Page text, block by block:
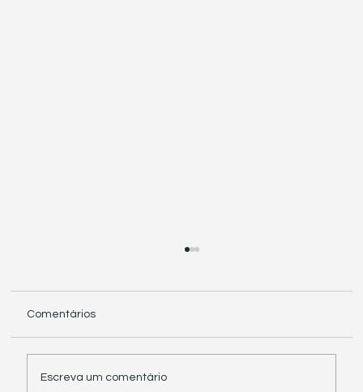
Comentários
Escreva um comentário